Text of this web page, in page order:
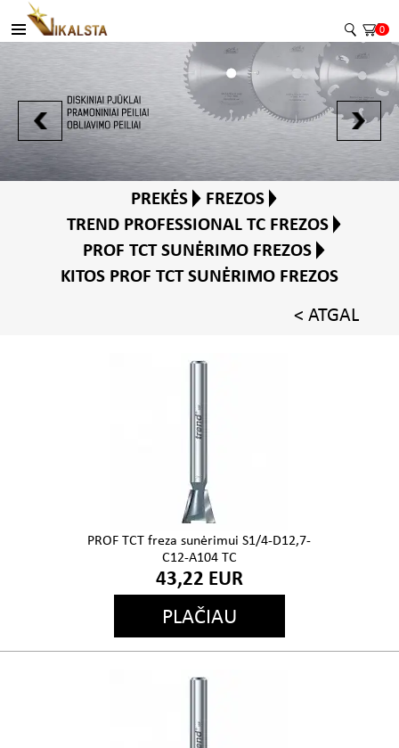
0
PREKĖS
FREZOS
TREND PROFESSIONAL TC FREZOS
PROF TCT SUNĖRIMO FREZOS
KITOS PROF TCT SUNĖRIMO FREZOS
< ATGAL
PROF TCT freza sunėrimui S1/4-D12,7-
C12-A104 TC
43,22 EUR
PLAČIAU